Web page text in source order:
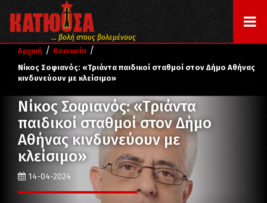
... βολή στους βολεμένους
Αρχική / Κοινωνία /
Νίκος Σοφιανός: «Τριάντα παιδικοί σταθμοί στον Δήμο Αθήνας
κινδυνεύουν με κλείσιμο»
Νίκος Σοφιανός: «Τριάντα
παιδικοί σταθμοί στον Δήμο
Αθήνας κινδυνεύουν με
κλείσιμο»
14-04-2024